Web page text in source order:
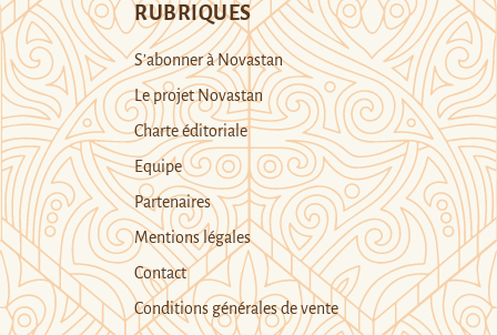
RUBRIQUES
S’abonner à Novastan
Le projet Novastan
Charte éditoriale
Equipe
Partenaires
Mentions légales
Contact
Conditions générales de vente